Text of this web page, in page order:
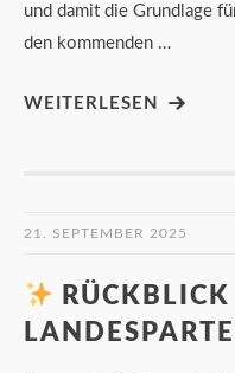
und damit die Grundlage
den kommenden …
WEITERLESEN
21. SEPTEMBER 2025
RÜCKBLICK